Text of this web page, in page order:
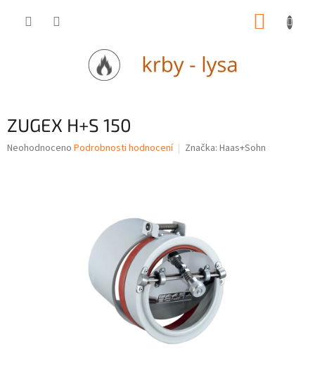
ZUGEX H+S 150
Průměrné
Neohodnoceno Podrobnosti hodnocení Značka: Haas+Sohn